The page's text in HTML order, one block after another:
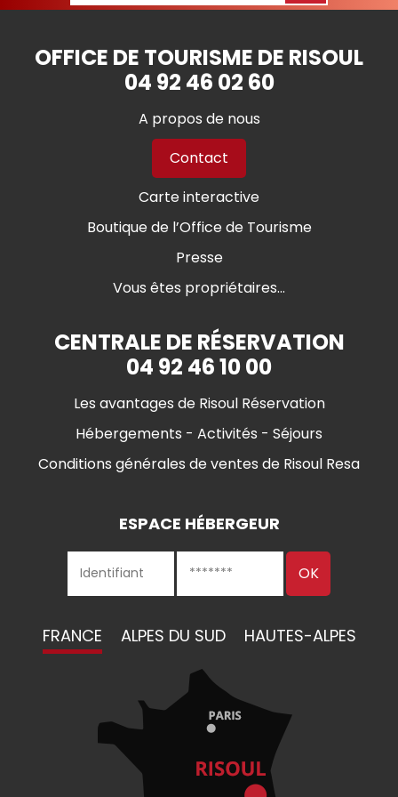
OFFICE DE TOURISME DE RISOUL
04 92 46 02 60
A propos de nous
Contact
Carte interactive
Boutique de l’Office de Tourisme
Presse
Vous êtes propriétaires...
CENTRALE DE RÉSERVATION
04 92 46 10 00
Les avantages de Risoul Réservation
Hébergements - Activités - Séjours
Conditions générales de ventes de Risoul Resa
ESPACE HÉBERGEUR
FRANCE ALPES DU SUD HAUTES-ALPES